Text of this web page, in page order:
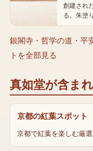
創建され
る。朱塗
銀閣寺・哲学の道・平
トを全部見る
真如堂が含ま
京都の紅葉スポット
京都で紅葉を楽しむ厳